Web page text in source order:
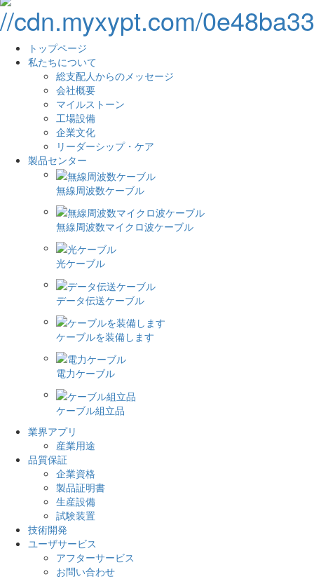
トップページ
私たちについて
総支配人からのメッセージ
会社概要
マイルストーン
工場設備
企業文化
リーダーシップ・ケア
製品センター
無線周波数ケーブル
無線周波数マイクロ波ケーブル
光ケーブル
データ伝送ケーブル
ケーブルを装備します
電力ケーブル
ケーブル組立品
業界アプリ
産業用途
品質保証
企業資格
製品証明書
生産設備
試験装置
技術開発
ユーザサービス
アフターサービス
お問い合わせ